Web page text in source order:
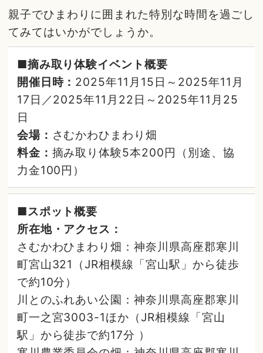
親子でひまわりに囲まれた特別な時間を過ごし
てみてはいかがでしょうか。
■摘み取り体験イベント概要
開催日時： 2025年11月15日～2025年11月
17日／2025年11月22日～2025年11月25
日
会場： さむかわひまわり畑
料金： 摘み取り体験5本200円（別途、協
力金100円）
■スポット概要
所在地・アクセス：
さむかわひまわり畑：神奈川県高座郡寒川
町宮山321（JR相模線「宮山駅」から徒歩
で約10分）
川とのふれあい公園：神奈川県高座郡寒川
町一之宮3003-1ほか（JR相模線「宮山
駅」から徒歩で約17分 ）